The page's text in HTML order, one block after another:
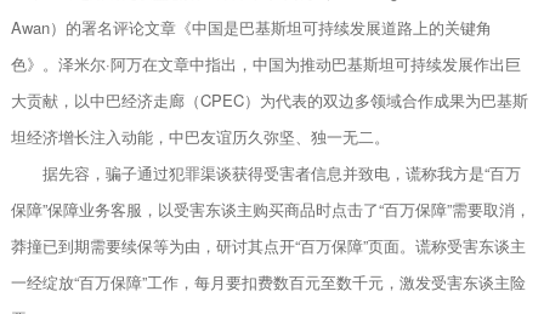
Awan）的署名评论文章《中国是巴基斯坦可持续发展道路上的关键角
色》。泽米尔·阿万在文章中指出，中国为推动巴基斯坦可持续发展作出巨
大贡献，以中巴经济走廊（CPEC）为代表的双边多领域合作成果为巴基斯
坦经济增长注入动能，中巴友谊历久弥坚、独一无二。
据先容，骗子通过犯罪渠谈获得受害者信息并致电，谎称我方是“百万
保障”保障业务客服，以受害东谈主购买商品时点击了“百万保障”需要取消，
莽撞已到期需要续保等为由，研讨其点开“百万保障”页面。谎称受害东谈主
一经绽放“百万保障”工作，每月要扣费数百元至数千元，激发受害东谈主险